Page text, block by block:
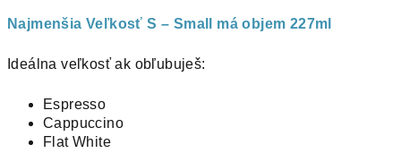
Najmenšia Veľkosť S – Small má objem 227ml
Ideálna veľkosť ak obľubuješ:
Espresso
Cappuccino
Flat White